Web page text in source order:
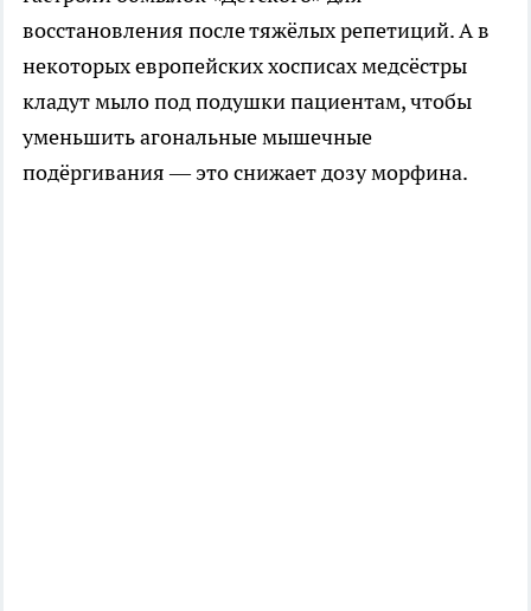
восстановления после тяжёлых репетиций. А в
некоторых европейских хосписах медсёстры
кладут мыло под подушки пациентам, чтобы
уменьшить агональные мышечные
подёргивания — это снижает дозу морфина.